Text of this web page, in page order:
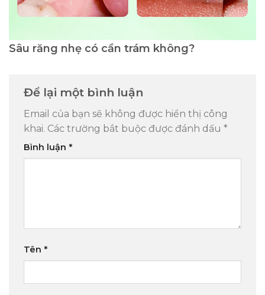
Sâu răng nhẹ có cần trám không?
Để lại một bình luận
Email của bạn sẽ không được hiển thị công
khai. Các trường bắt buộc được đánh dấu *
Bình luận *
Tên *